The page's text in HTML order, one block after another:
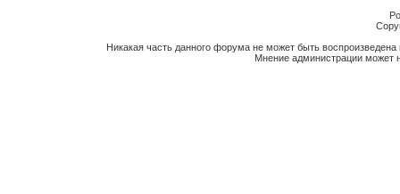
Никакая часть данного форума не может быть
Мнение администрации может